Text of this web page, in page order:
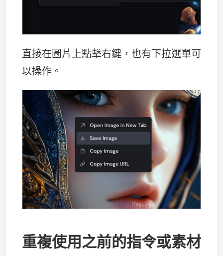
直接在圖片上點擊右鍵，也有下拉選單可
以操作。
重複使用之前的指令或素材